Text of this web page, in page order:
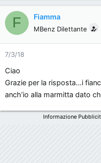
F Fiamma
MBenz Dilettante
7/3/18
Ciao
Grazie per la risposta...i
anch’io alla marmitta dato
Informazione